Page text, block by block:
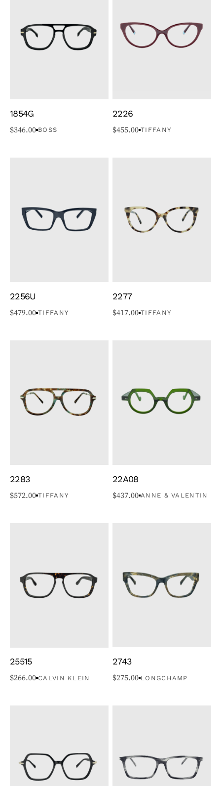
1854G
$346.00 BOSS
2226
$455.00 TIFFANY
2256U
$479.00 TIFFANY
2277
$417.00 TIFFANY
2283
$572.00 TIFFANY
22A08
$437.00 ANNE & VALENTIN
25515
$266.00 CALVIN KLEIN
2743
$275.00 LONGCHAMP